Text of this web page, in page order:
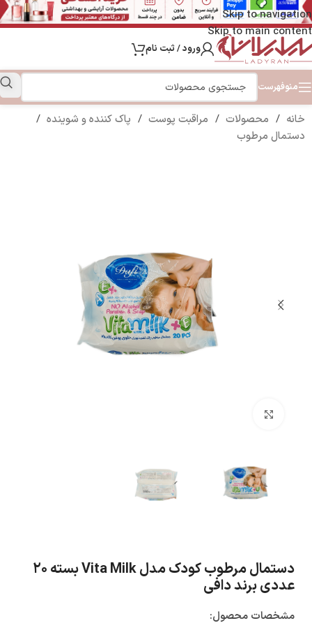
Skip to navigation
Skip to main content
ورود / ثبت نام
منوفهرست
خانه / محصولات / مراقبت پوست / پاک کننده و شوینده /
دستمال مرطوب
دستمال مرطوب کودک مدل Vita Milk بسته ۲۰
عددی برند دافی
مشخصات محصول: